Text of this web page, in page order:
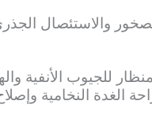
والاستئصال
للجيوب الأنفية
الغدة النخامية